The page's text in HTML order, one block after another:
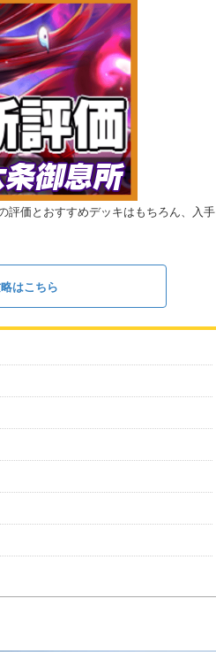
評価とおすすめデッキはもちろん、入手
はこちら